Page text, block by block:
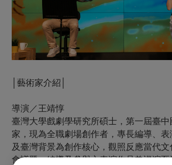
│藝術家介紹│
導演／王靖惇
臺灣大學戲劇學研究所碩士，第一屆臺
家，現為全職劇場創作者，專長編導、
及臺灣背景為創作核心，觀照反應當代
會議題。編導及參與之表演作品曾巡演